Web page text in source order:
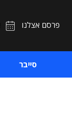
פרסם אצלנו
סייבר